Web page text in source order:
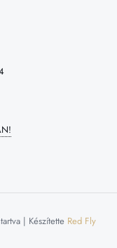
| Készítette Red Fly